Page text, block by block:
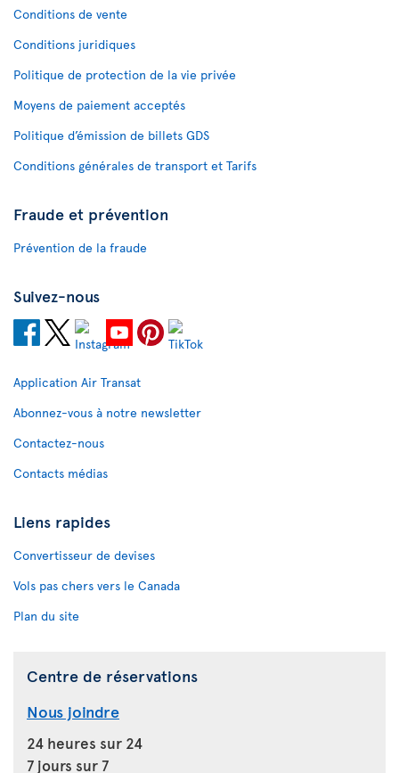
Conditions de vente
Conditions juridiques
Politique de protection de la vie privée
Moyens de paiement acceptés
Politique d’émission de billets GDS
Conditions générales de transport et Tarifs
Fraude et prévention
Prévention de la fraude
Suivez-nous
Application Air Transat
Abonnez-vous à notre newsletter
Contactez-nous
Contacts médias
Liens rapides
Convertisseur de devises
Vols pas chers vers le Canada
Plan du site
Centre de réservations
Nous joindre
24 heures sur 24
7 jours sur 7